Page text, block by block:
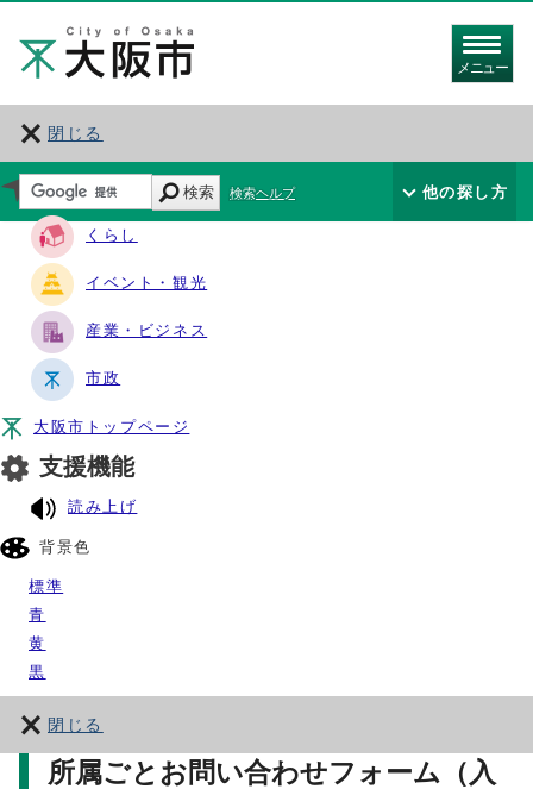
メニュー
閉じる
サイト・ナビ
くらし
イベント・観光
産業・ビジネス
市政
大阪市トップページ
支援機能
読み上げ
背景色
標準
青
黄
黒
閉じる
検索 検索ヘルプ 他の探し方
所属ごとお問い合わせフォーム（入